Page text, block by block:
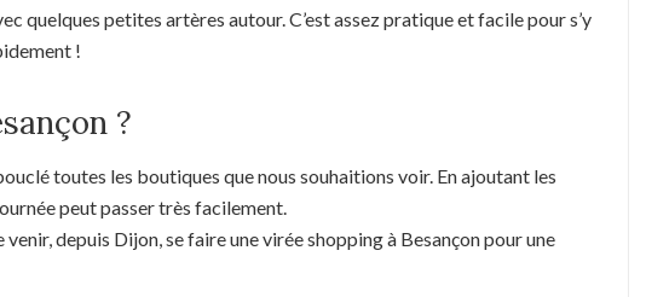
quelques petites artères autour. C’est assez pratique et facile pour s’y
!
?
toutes les boutiques que nous souhaitions voir. En ajoutant les
peut passer très facilement.
depuis Dijon, se faire une virée shopping à Besançon pour une